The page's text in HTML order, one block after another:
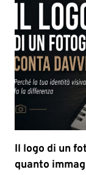
Il logo di un
quanto